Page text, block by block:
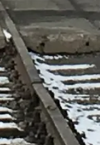
tjänster och